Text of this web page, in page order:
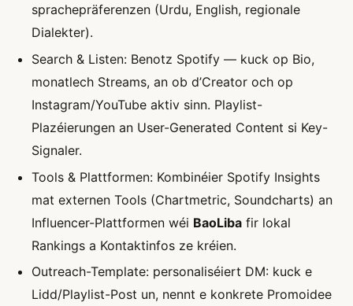
sprachepräferenzen (Urdu, English, regionale
Dialekter).
Search & Listen: Benotz Spotify — kuck op Bio,
monatlech Streams, an ob d’Creator och op
Instagram/YouTube aktiv sinn. Playlist-
Plazéierungen an User-Generated Content si Key-
Signaler.
Tools & Plattformen: Kombinéier Spotify Insights
mat externen Tools (Chartmetric, Soundcharts) an
Influencer-Plattformen wéi BaoLiba fir lokal
Rankings a Kontaktinfos ze kréien.
Outreach-Template: personaliséiert DM: kuck e
Lidd/Playlist-Post un, nennt e konkrete Promoidee